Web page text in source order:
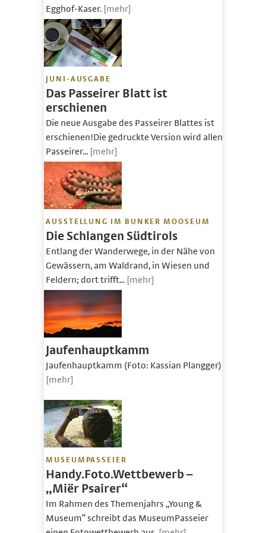
Egghof-Kaser. [mehr]
JUNI-AUSGABE
Das Passeirer Blatt ist
erschienen
Die neue Ausgabe des Passeirer Blattes ist
erschienen!Die gedruckte Version wird allen
Passeirer... [mehr]
AUSSTELLUNG IM BUNKER MOOSEUM
Die Schlangen Südtirols
Entlang der Wanderwege, in der Nähe von
Gewässern, am Waldrand, in Wiesen und
Feldern; dort trifft... [mehr]
Jaufenhauptkamm
Jaufenhauptkamm (Foto: Kassian Plangger)
[mehr]
MUSEUMPASSEIER
Handy.Foto.Wettbewerb –
„Miër Psairer“
Im Rahmen des Themenjahrs „Young &
Museum“ schreibt das MuseumPasseier